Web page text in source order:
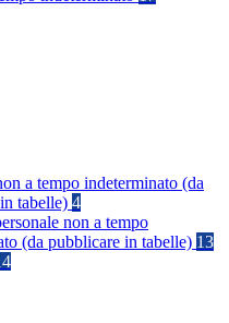
a tempo indeterminato (da
tabelle) 4
non a tempo
(da pubblicare in tabelle) 13